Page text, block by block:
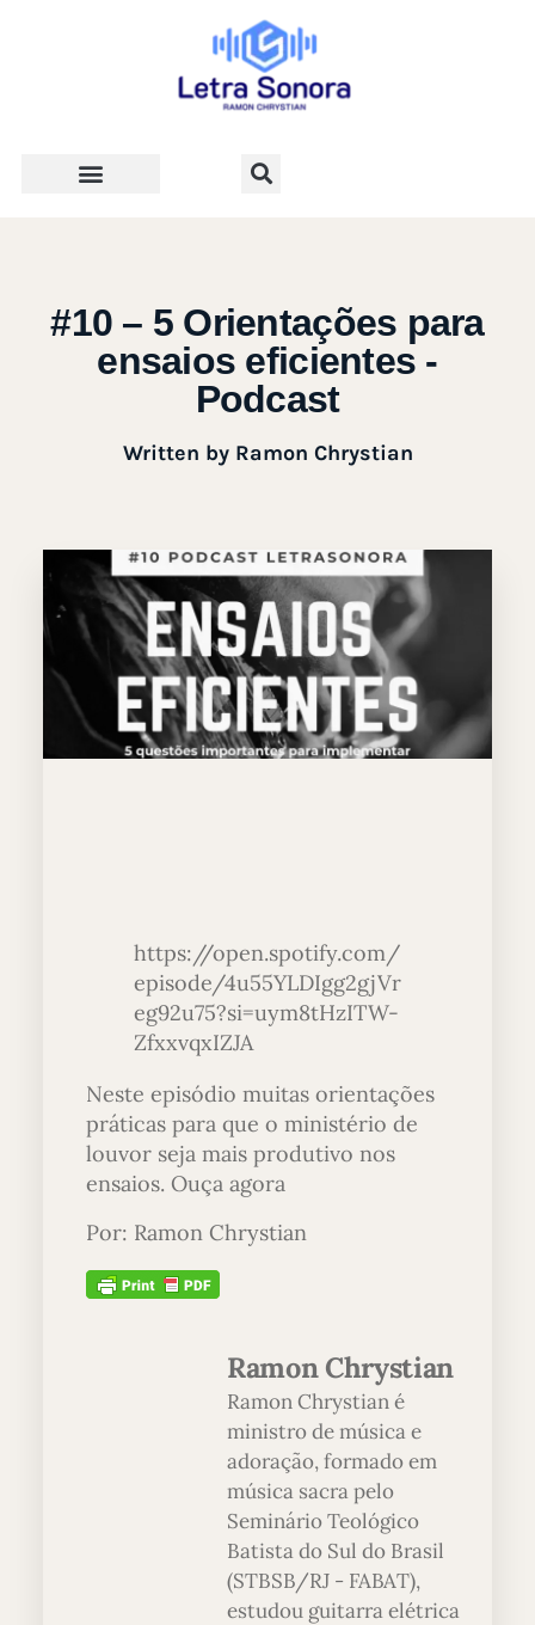
#10 – 5 Orientações para
ensaios eficientes -
Podcast
Written byRamon Chrystian
https://open.spotify.com/
episode/4u55YLDIgg2gjVr
eg92u75?si=uym8tHzITW-
ZfxxvqxIZJA
Neste episódio muitas orientações
práticas para que o ministério de
louvor seja mais produtivo nos
ensaios. Ouça agora
Por: Ramon Chrystian
Ramon Chrystian
Ramon Chrystian é
ministro de música e
adoração, formado em
música sacra pelo
Seminário Teológico
Batista do Sul do Brasil
(STBSB/RJ - FABAT),
estudou guitarra elétrica